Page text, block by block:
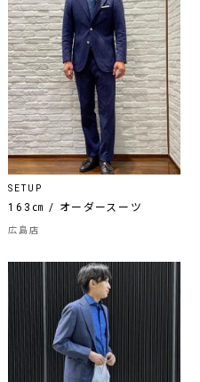
SETUP
163㎝ / オーダースーツ
広島店